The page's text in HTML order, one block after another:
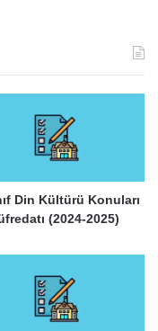
Din Kültürü Konuları
(2024-2025)